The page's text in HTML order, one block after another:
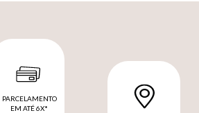
PARCELAMENTO
EM ATÉ 6X*